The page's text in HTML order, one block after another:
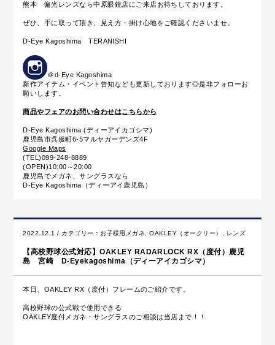
熊本 偏光レンズなら中原眼鏡店にご来店お待ちしております。
ぜひ、手に取って頂き、見え方・掛け心地をご確認くださいませ。
D-Eye Kagoshima TERANISHI
＠d-Eye Kagoshima
新作アイテム・イベント告知なども更新しております◎是非フォローお
願いします。
商品やフェアのお問い合わせはこちらから
D-Eye Kagoshima (ディーアイカゴシマ)
鹿児島市呉服町6-5マルヤガーデンズ4F
Google Maps
(TEL)099-248-8889
(OPEN)10:00～20:00
鹿児島でメガネ、サングラスなら
D-Eye Kagoshima（ディーアイ鹿児島）
2022.12.1 / カテゴリー： お子様用メガネ ,OAKLEY（オークリー） レンズ
【高校野球公式対応】OAKLEY RADARLOCK RX（度付）鹿児
島 宮崎 D-Eyekagoshima（ディーアイカゴシマ）
本日、OAKLEY RX（度付）フレームのご紹介です。
高校野球の公式戦で使用できる
OAKLEY度付メガネ・サングラスのご相談は当店まで！！